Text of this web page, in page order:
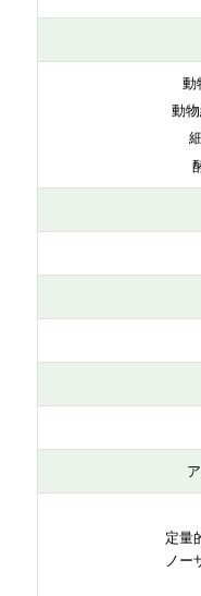
動
動
定量
ノー